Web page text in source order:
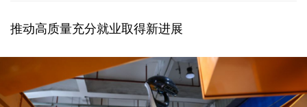
推动高质量充分就业取得新进展